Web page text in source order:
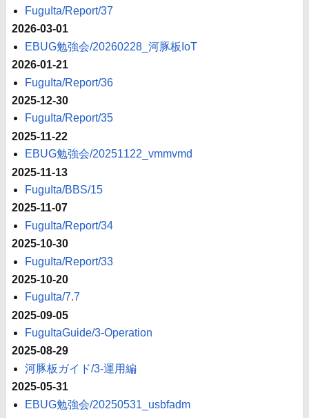
FuguIta/Report/37
2026-03-01
EBUG勉強会/20260228_河豚板IoT
2026-01-21
FuguIta/Report/36
2025-12-30
FuguIta/Report/35
2025-11-22
EBUG勉強会/20251122_vmmvmd
2025-11-13
FuguIta/BBS/15
2025-11-07
FuguIta/Report/34
2025-10-30
FuguIta/Report/33
2025-10-20
FuguIta/7.7
2025-09-05
FuguItaGuide/3-Operation
2025-08-29
河豚板ガイド/3-運用編
2025-05-31
EBUG勉強会/20250531_usbfadm